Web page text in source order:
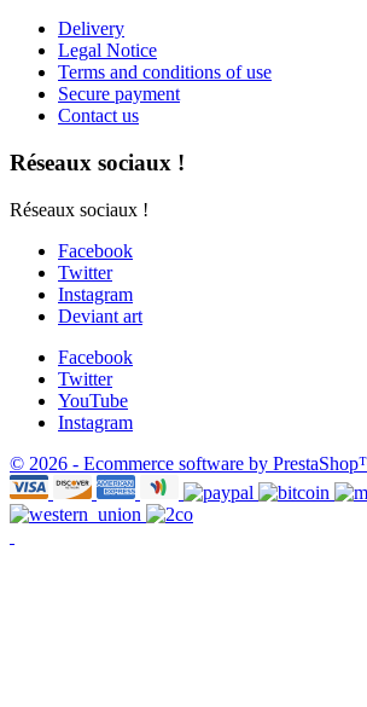
Delivery
Legal Notice
Terms and conditions of use
Secure payment
Contact us
Réseaux sociaux !
Réseaux sociaux !
Facebook
Twitter
Instagram
Deviant art
Facebook
Twitter
YouTube
Instagram
© 2026 - Ecommerce software by